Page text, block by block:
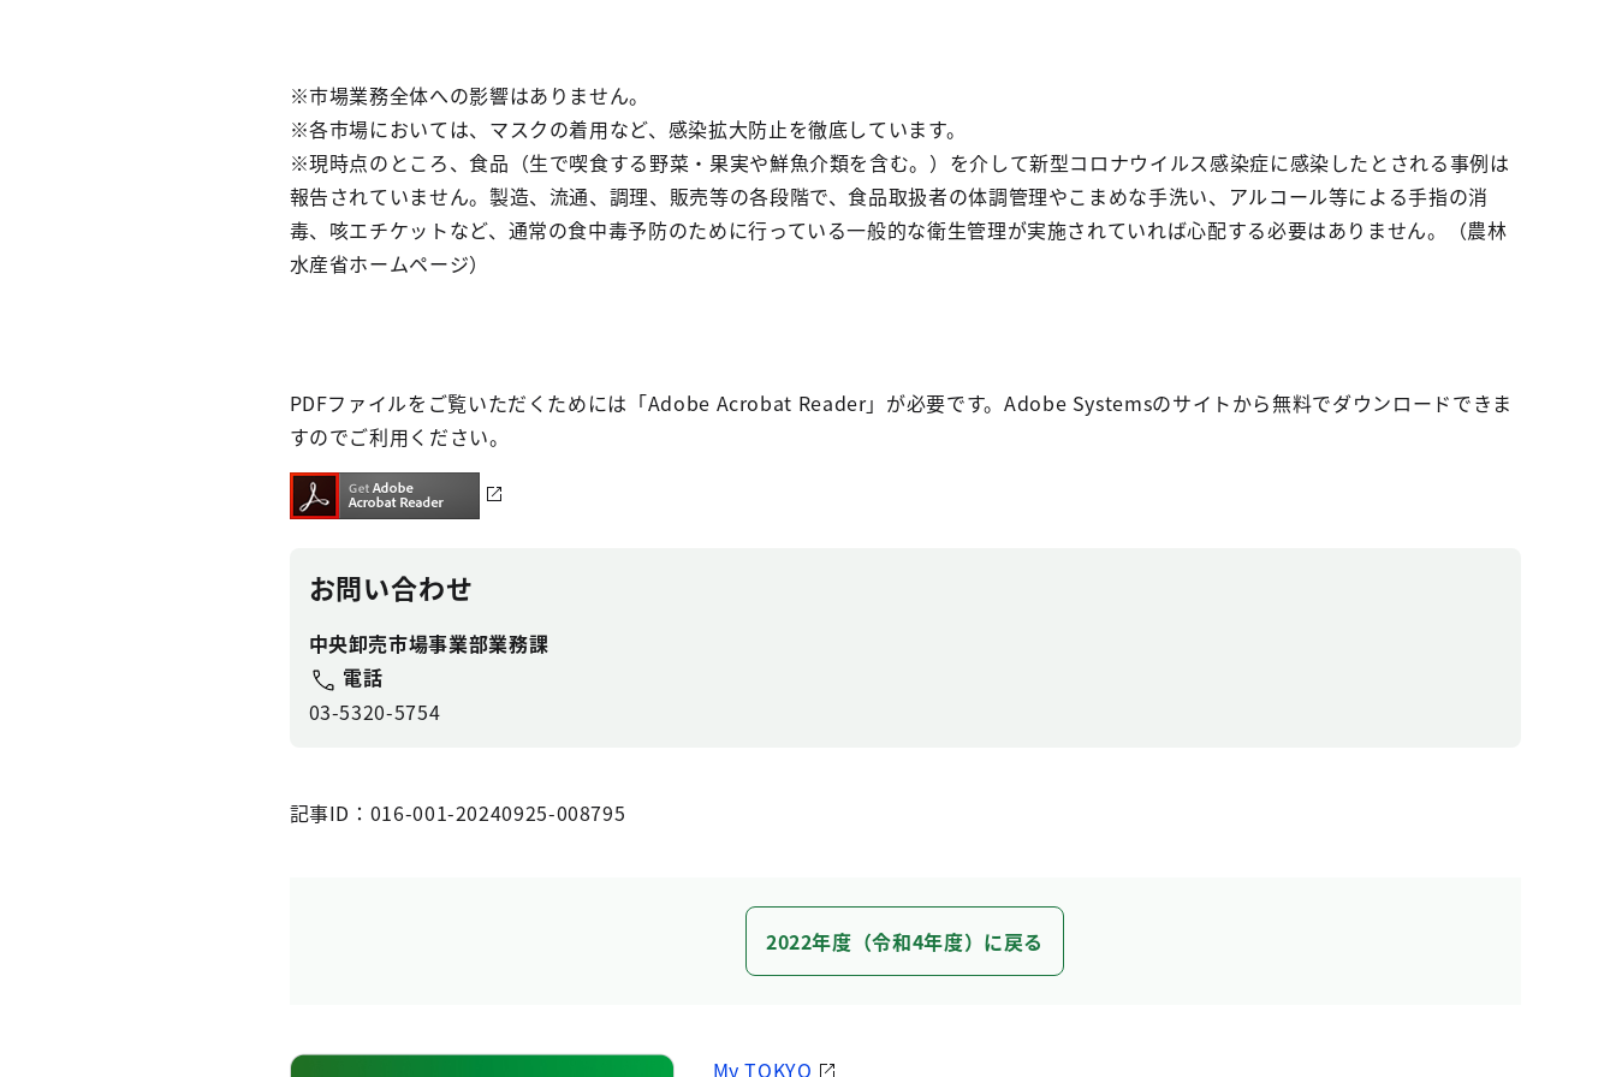
※市場業務全体への影響はありません。
※各市場においては、マスクの着用など、感染拡大防止を徹底しています。
※現時点のところ、食品（生で喫食する野菜・果実や鮮魚介類を含む。）を介して新型コロナウイルス感染症に感染したとされる事例は
報告されていません。製造、流通、調理、販売等の各段階で、食品取扱者の体調管理やこまめな手洗い、アルコール等による手指の消
毒、咳エチケットなど、通常の食中毒予防のために行っている一般的な衛生管理が実施されていれば心配する必要はありません。（農林
水産省ホームページ）
PDFファイルをご覧いただくためには「Adobe Acrobat Reader」が必要です。Adobe Systemsのサイトから無料でダウンロードできま
すのでご利用ください。
お問い合わせ
中央卸売市場事業部業務課
電話
03-5320-5754
記事ID：016-001-20240925-008795
2022年度（令和4年度）に戻る
My TOKYO